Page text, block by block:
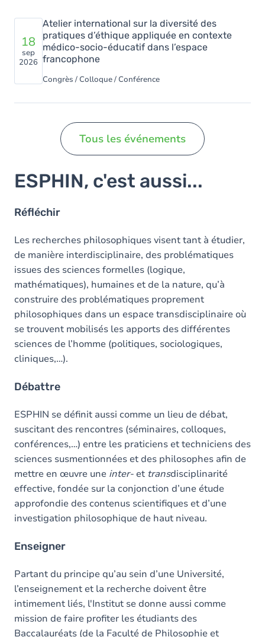
18
sep
2026
Atelier international sur la diversité des
pratiques d’éthique appliquée en contexte
médico-socio-éducatif dans l’espace
francophone
Congrès / Colloque / Conférence
Tous les événements
ESPHIN, c'est aussi...
Réfléchir
Les recherches philosophiques visent tant à étudier,
de manière interdisciplinaire, des problématiques
issues des sciences formelles (logique,
mathématiques), humaines et de la nature, qu’à
construire des problématiques proprement
philosophiques dans un espace transdisciplinaire où
se trouvent mobilisés les apports des différentes
sciences de l’homme (politiques, sociologiques,
cliniques,…).
Débattre
ESPHIN se définit aussi comme un lieu de débat,
suscitant des rencontres (séminaires, colloques,
conférences,…) entre les praticiens et techniciens des
sciences susmentionnées et des philosophes afin de
mettre en œuvre une inter- et transdisciplinarité
effective, fondée sur la conjonction d’une étude
approfondie des contenus scientifiques et d’une
investigation philosophique de haut niveau.
Enseigner
Partant du principe qu’au sein d’une Université,
l’enseignement et la recherche doivent être
intimement liés, l'Institut se donne aussi comme
mission de faire profiter les étudiants des
Baccalauréats (de la Faculté de Philosophie et